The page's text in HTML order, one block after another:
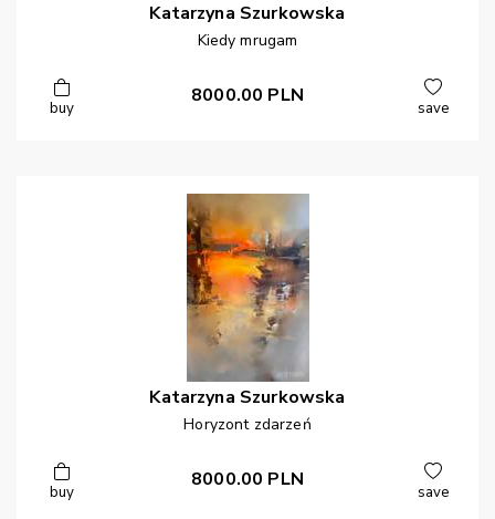
Katarzyna Szurkowska
Kiedy mrugam
buy
8000.00 PLN
save
Katarzyna Szurkowska
Horyzont zdarzeń
buy
8000.00 PLN
save